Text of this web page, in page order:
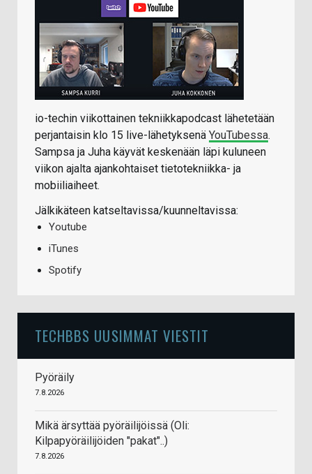
io-techin viikottainen tekniikkapodcast lähetetään
perjantaisin klo 15 live-lähetyksenä YouTubessa.
Sampsa ja Juha käyvät keskenään läpi kuluneen
viikon ajalta ajankohtaiset tietotekniikka- ja
mobiiliaiheet.
Jälkikäteen katseltavissa/kuunneltavissa:
Youtube
iTunes
Spotify
TECHBBS UUSIMMAT VIESTIT
Pyöräily
7.8.2026
Mikä ärsyttää pyöräilijöissä (Oli:
Kilpapyöräilijöiden "pakat"..)
7.8.2026